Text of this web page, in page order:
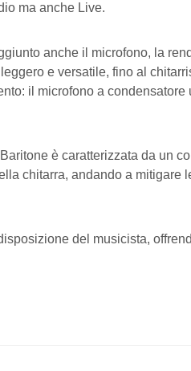
ma anche Live.
anche il microfono, la
e versatile, fino al
il microfono a
è caratterizzata da un
chitarra, andando a mitigare
del musicista,